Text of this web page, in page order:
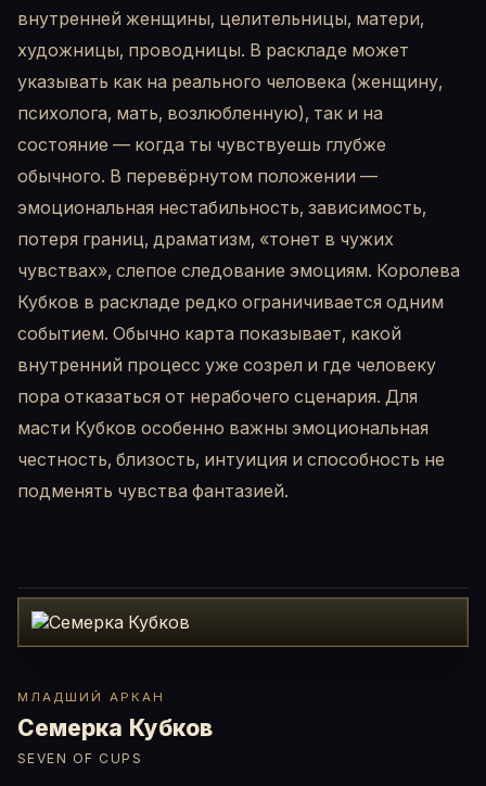
внутренней женщины, целительницы, матери,
художницы, проводницы. В раскладе может
указывать как на реального человека (женщину,
психолога, мать, возлюбленную), так и на
состояние — когда ты чувствуешь глубже
обычного. В перевёрнутом положении —
эмоциональная нестабильность, зависимость,
потеря границ, драматизм, «тонет в чужих
чувствах», слепое следование эмоциям. Королева
Кубков в раскладе редко ограничивается одним
событием. Обычно карта показывает, какой
внутренний процесс уже созрел и где человеку
пора отказаться от нерабочего сценария. Для
масти Кубков особенно важны эмоциональная
честность, близость, интуиция и способность не
подменять чувства фантазией.
МЛАДШИЙ АРКАН
Семерка Кубков
SEVEN OF CUPS